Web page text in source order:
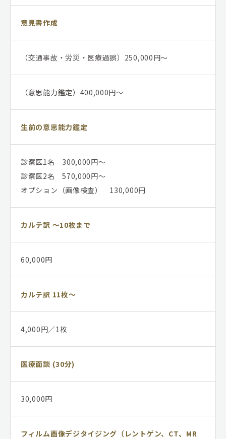
意見書作成
（交通事故・労災・医療過誤）250,000円～
（意思能力鑑定）400,000円～
生前の意思能力鑑定
診察医1名 300,000円～
診察医2名 570,000円～
オプション（画像検査） 130,000円
カルテ訳 ～10枚まで
60,000円
カルテ訳 11枚～
4,000円／1枚
医療面談 (30分)
30,000円
フィルム画像デジタイジング（レントゲン、CT、MR